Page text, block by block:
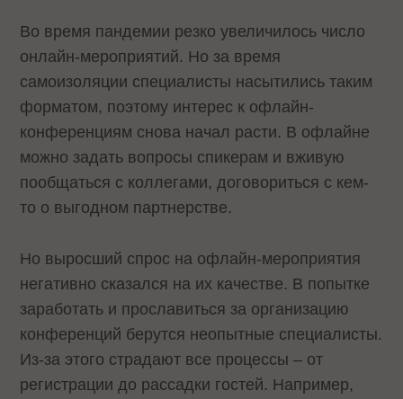
Во время пандемии резко увеличилось число
онлайн-мероприятий. Но за время
самоизоляции специалисты насытились таким
форматом, поэтому интерес к офлайн-
конференциям снова начал расти. В офлайне
можно задать вопросы спикерам и вживую
пообщаться с коллегами, договориться с кем-
то о выгодном партнерстве.
Но выросший спрос на офлайн-мероприятия
негативно сказался на их качестве. В попытке
заработать и прославиться за организацию
конференций берутся неопытные специалисты.
Из-за этого страдают все процессы – от
регистрации до рассадки гостей. Например,